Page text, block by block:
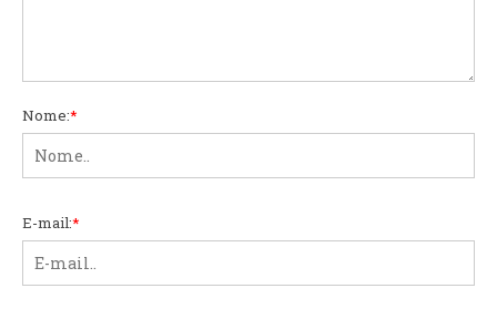
Nome:*
E-mail:*